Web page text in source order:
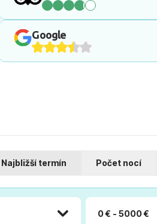
Google
Najbližší termín Počet nocí
0 € - 5000 €